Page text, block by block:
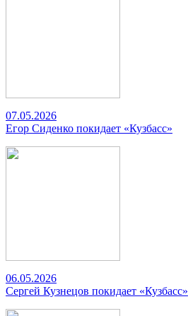
07.05.2026
Егор Сиденко покидает «Кузбасс»
06.05.2026
Сергей Кузнецов покидает «Кузбасс»